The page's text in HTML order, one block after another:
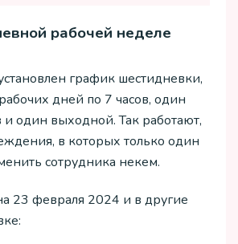
рабочей неделе
график шестидневки,
дней по 7 часов, один
и один выходной. Так работают,
в которых только один
сотрудника некем.
23 февраля 2024 и в другие